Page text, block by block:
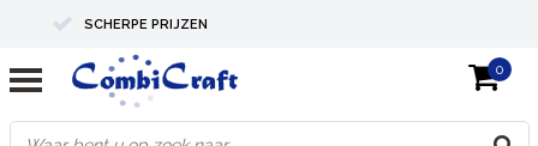
SCHERPE PRIJZEN
PROFESSIONELE KWALITEIT
EXPERTS IN MAATWERK
0